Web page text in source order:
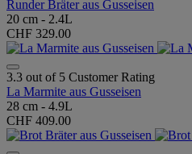
Runder Bräter aus Gusseisen
20 cm - 2.4L
CHF 329.00
3.3 out of 5 Customer Rating
La Marmite aus Gusseisen
28 cm - 4.9L
CHF 409.00